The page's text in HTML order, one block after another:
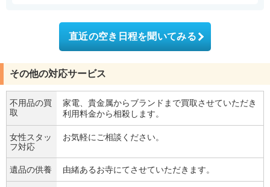
直近の空き日程を聞いてみる
その他の対応サービス
不用品の買
取
家電、貴金属からブランドまで買取させていただき
利用料金から相殺します。
女性スタッ
フ対応
お気軽にご相談ください。
遺品の供養 由緒あるお寺にてさせていただきます。